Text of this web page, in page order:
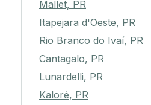
Mallet, PR
Itapejara d'Oeste, PR
Rio Branco do Ivaí, PR
Cantagalo, PR
Lunardelli, PR
Kaloré, PR